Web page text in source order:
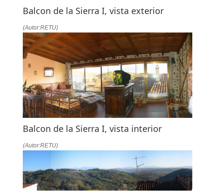
Balcon de la Sierra I, vista exterior
(Autor:RETU)
Balcon de la Sierra I, vista interior
(Autor:RETU)